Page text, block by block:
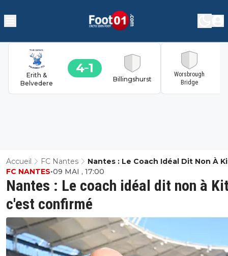
Erith &
Belvedere
4 1
Billingshurst
Worsbrough
Bridge
Accueil FC Nantes
Nantes : Le Coach Idéal Dit Non À
C'est Confirmé
Nantes : Le coach idéal dit non à
c'est confirmé
FC NANTES•09 MAI , 17:00